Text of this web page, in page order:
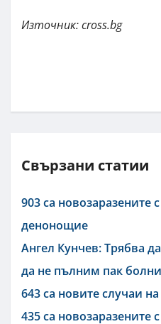
Източник: cross.bg
Свързани статии
903 са новозаразените
денонощие
Ангел Кунчев: Трябва
да не пълним пак
643 са новите случаи
435 са новозаразените